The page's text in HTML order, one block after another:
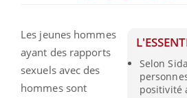
Selon
positivité
Les jeunes hommes
ayant des rapports
sexuels avec des
hommes sont